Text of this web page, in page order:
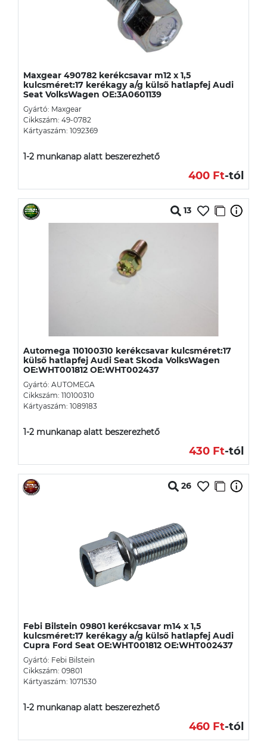
Maxgear 490782 kerékcsavar m12 x 1,5
kulcsméret:17 kerékagy a/g külső hatlapfej Audi
Seat VolksWagen OE:3A0601139
Gyártó: Maxgear
Cikkszám: 49-0782
Kártyaszám: 1092369
1-2 munkanap alatt beszerezhető
400 Ft-tól
13
Automega 110100310 kerékcsavar kulcsméret:17
külső hatlapfej Audi Seat Skoda VolksWagen
OE:WHT001812 OE:WHT002437
Gyártó: AUTOMEGA
Cikkszám: 110100310
Kártyaszám: 1089183
1-2 munkanap alatt beszerezhető
430 Ft-tól
26
Febi Bilstein 09801 kerékcsavar m14 x 1,5
kulcsméret:17 kerékagy a/g külső hatlapfej Audi
Cupra Ford Seat OE:WHT001812 OE:WHT002437
Gyártó: Febi Bilstein
Cikkszám: 09801
Kártyaszám: 1071530
1-2 munkanap alatt beszerezhető
460 Ft-tól